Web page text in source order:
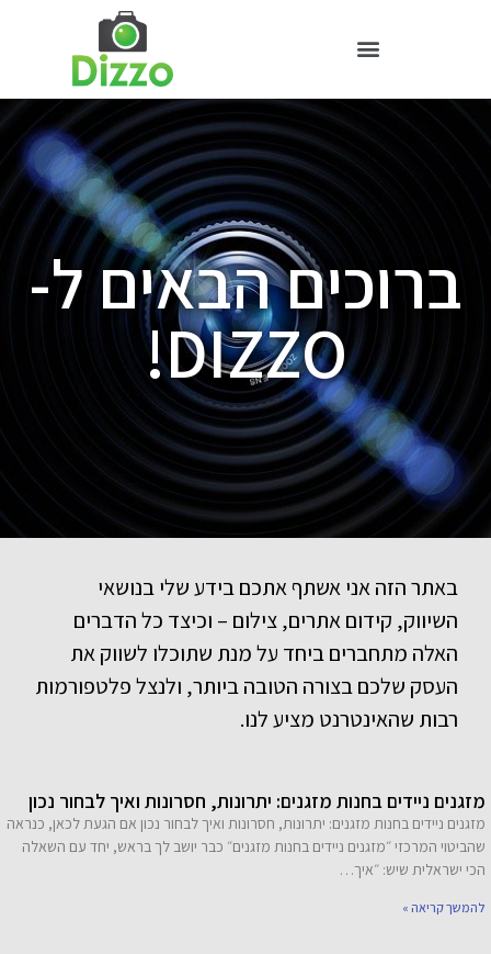
ברוכים הבאים ל-
DIZZO!
באתר הזה אני אשתף אתכם בידע שלי בנושאי
השיווק, קידום אתרים, צילום – וכיצד כל הדברים
האלה מתחברים ביחד על מנת שתוכלו לשווק את
העסק שלכם בצורה הטובה ביותר, ולנצל פלטפורמות
רבות שהאינטרנט מציע לנו.
מזגנים ניידים בחנות מזגנים: יתרונות, חסרונות ואיך לבחור נכון
מזגנים ניידים בחנות מזגנים: יתרונות, חסרונות ואיך לבחור נכון אם הגעת לכאן, כנראה
שהביטוי המרכזי ״מזגנים ניידים בחנות מזגנים״ כבר יושב לך בראש, יחד עם השאלה
הכי ישראלית שיש: ״איך…
להמשך קריאה »